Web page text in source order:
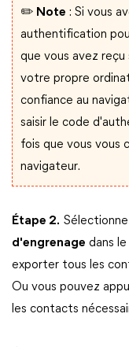
✏️ Note : Si vous
authentification
que vous avez
votre propre
confiance au
saisir le code
fois que vous vous
navigateur.
Étape 2.
d'engrenage dans
exporter tous les
Ou vous pouvez
les contacts